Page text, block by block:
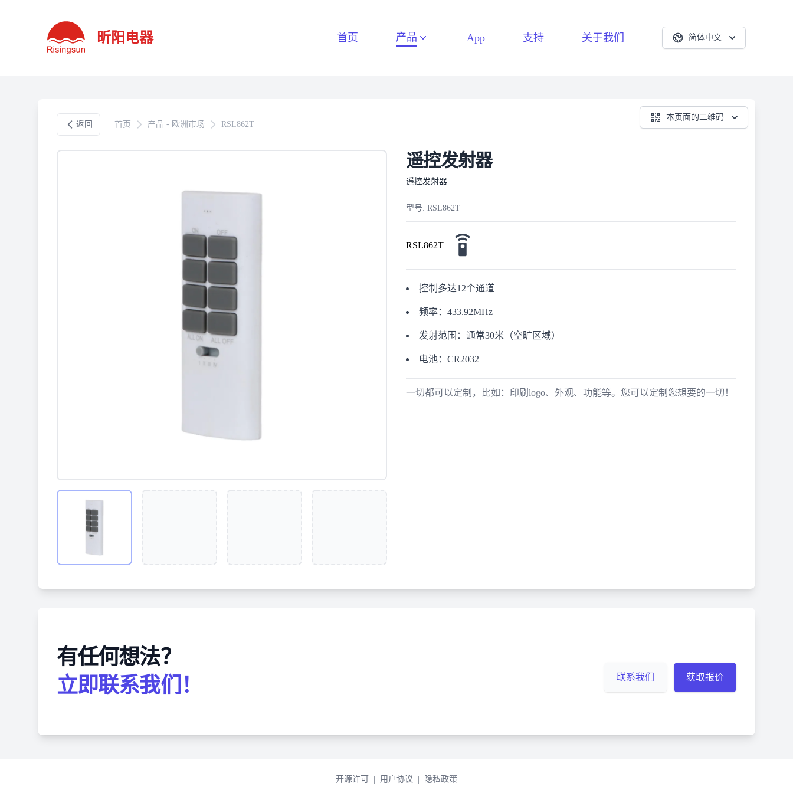
昕阳电器 首页 产品 App 支持 关于我们 简体中文
本页面的二维码
返回
首页 产品 - 欧洲市场 RSL862T
遥控发射器
遥控发射器
型号: RSL862T
RSL862T
控制多达12个通道
频率：433.92MHz
发射范围：通常30米（空旷区域）
电池：CR2032
一切都可以定制，比如：印刷logo、外观、功能等。您可以定制您想要的一切！
有任何想法？
立即联系我们！
联系我们 获取报价
开源许可 用户协议 隐私政策